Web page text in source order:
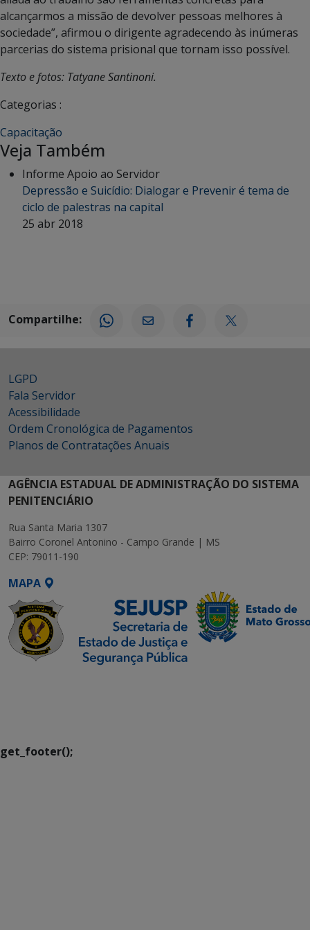
alcançarmos a missão de devolver pessoas melhores à
sociedade”, afirmou o dirigente agradecendo às inúmeras
parcerias do sistema prisional que tornam isso possível.
Texto e fotos: Tatyane Santinoni.
Categorias :
Capacitação
Veja Também
Informe Apoio ao Servidor
Depressão e Suicídio: Dialogar e Prevenir é tema de
ciclo de palestras na capital
25 abr 2018
Compartilhe:
LGPD
Fala Servidor
Acessibilidade
Ordem Cronológica de Pagamentos
Planos de Contratações Anuais
AGÊNCIA ESTADUAL DE ADMINISTRAÇÃO DO SISTEMA
PENITENCIÁRIO
Rua Santa Maria 1307
Bairro Coronel Antonino - Campo Grande | MS
CEP: 79011-190
MAPA
get_footer();